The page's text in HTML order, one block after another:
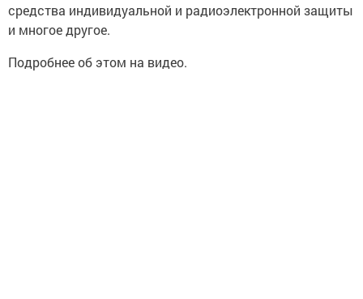
средства индивидуальной и радиоэлектронной защиты
и многое другое.
Подробнее об этом на видео.